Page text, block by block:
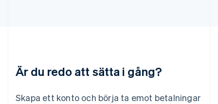
Är du redo att sätta i gång?
Skapa ett konto och börja ta emot betalningar
Malaysia
English